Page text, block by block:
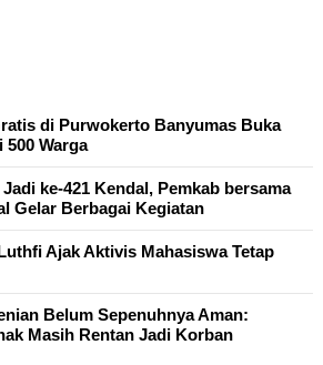
di Purwokerto Banyumas Buka
500 Warga
ke-421 Kendal, Pemkab bersama
Gelar Berbagai Kegiatan
Ajak Aktivis Mahasiswa Tetap
Belum Sepenuhnya Aman:
Masih Rentan Jadi Korban